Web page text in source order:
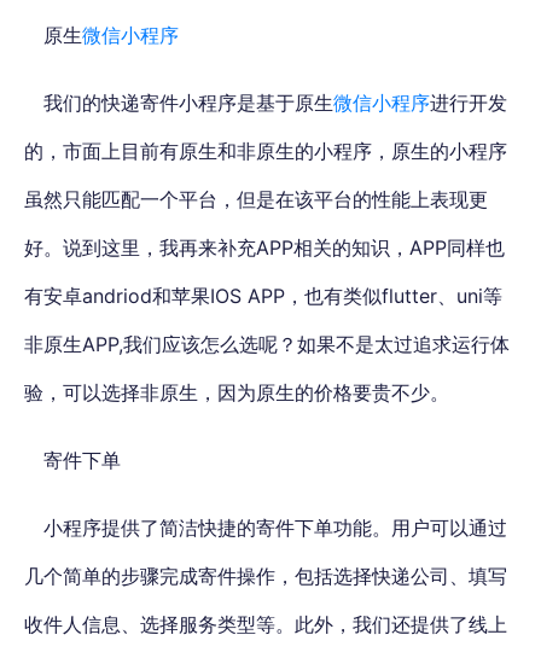
原生微信小程序
我们的快递寄件小程序是基于原生微信小程序进行开发
的，市面上目前有原生和非原生的小程序，原生的小程序
虽然只能匹配一个平台，但是在该平台的性能上表现更
好。说到这里，我再来补充APP相关的知识，APP同样也
有安卓andriod和苹果IOS APP，也有类似flutter、uni等
非原生APP,我们应该怎么选呢？如果不是太过追求运行体
验，可以选择非原生，因为原生的价格要贵不少。
寄件下单
小程序提供了简洁快捷的寄件下单功能。用户可以通过
几个简单的步骤完成寄件操作，包括选择快递公司、填写
收件人信息、选择服务类型等。此外，我们还提供了线上